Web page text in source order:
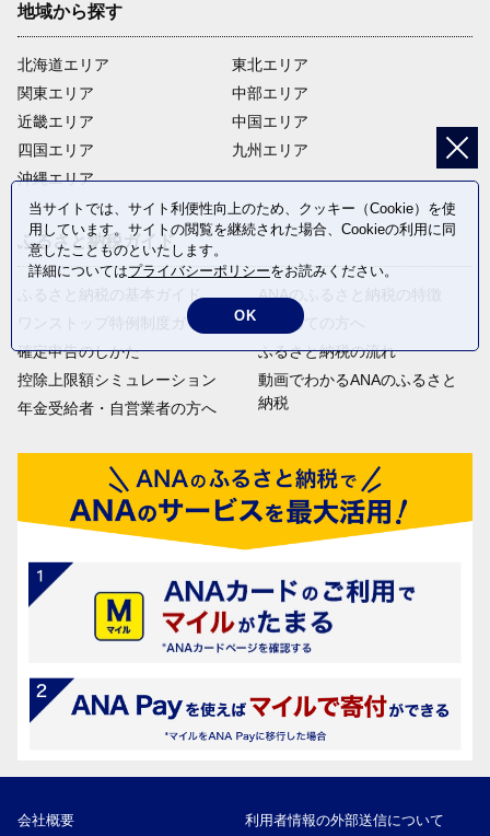
地域から探す
北海道エリア
関東エリア
近畿エリア
四国エリア
沖縄エリア
東北エリア
中部エリア
中国エリア
九州エリア
ふるさと納税ガイド
ふるさと納税の基本ガイド
ワンストップ特例制度ガイド
確定申告のしかた
控除上限額シミュレーション
年金受給者・自営業者の方へ
ANAのふるさと納税の特徴
はじめての方へ
ふるさと納税の流れ
動画でわかるANAのふるさと
納税
会社概要 利用者情報の外部送信について
当サイトでは、サイト利便性向上のため、クッキー（Cookie）を使
用しています。サイトの閲覧を継続された場合、Cookieの利用に同
意したことものといたします。
詳細についてはプライバシーポリシーをお読みください。
OK